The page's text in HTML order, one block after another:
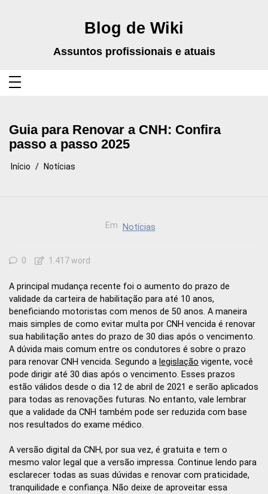
Blog de Wiki
Assuntos profissionais e atuais
Guia para Renovar a CNH: Confira
passo a passo 2025
Início Notícias
Em Notícias
0 1.417 word
A principal mudança recente foi o aumento do prazo de
validade da carteira de habilitação para até 10 anos,
beneficiando motoristas com menos de 50 anos. A maneira
mais simples de como evitar multa por CNH vencida é renovar
sua habilitação antes do prazo de 30 dias após o vencimento.
A dúvida mais comum entre os condutores é sobre o prazo
para renovar CNH vencida. Segundo a legislação vigente, você
pode dirigir até 30 dias após o vencimento. Esses prazos
estão válidos desde o dia 12 de abril de 2021 e serão aplicados
para todas as renovações futuras. No entanto, vale lembrar
que a validade da CNH também pode ser reduzida com base
nos resultados do exame médico.
A versão digital da CNH, por sua vez, é gratuita e tem o
mesmo valor legal que a versão impressa. Continue lendo para
esclarecer todas as suas dúvidas e renovar com praticidade,
tranquilidade e confiança. Não deixe de aproveitar essa